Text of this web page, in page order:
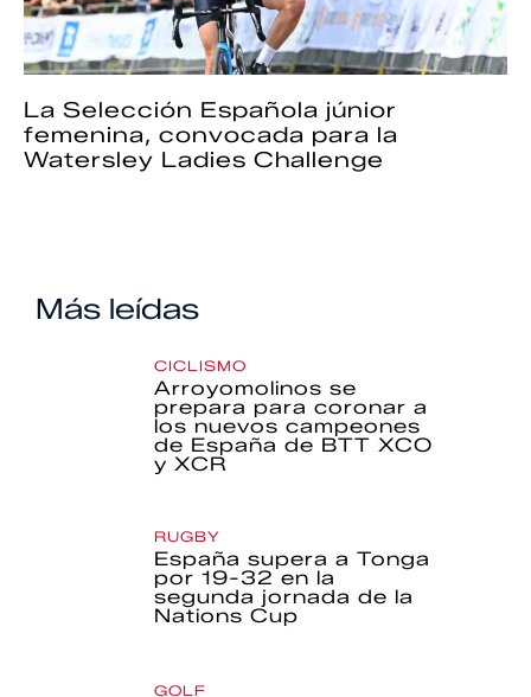
La Selección Española júnior
femenina, convocada para la
Watersley Ladies Challenge
Más leídas
CICLISMO
Arroyomolinos se
prepara para coronar a
los nuevos campeones
de España de BTT XCO
y XCR
RUGBY
España supera a Tonga
por 19-32 en la
segunda jornada de la
Nations Cup
GOLF